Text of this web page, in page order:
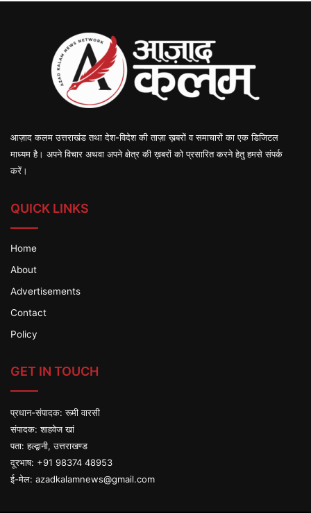
आज़ाद कलम उत्तराखंड तथा देश-विदेश की ताज़ा ख़बरों व समाचारों का एक डिजिटल
माध्यम है। अपने विचार अथवा अपने क्षेत्र की ख़बरों को प्रसारित करने हेतु हमसे संपर्क
करें।
QUICK LINKS
Home
About
Advertisements
Contact
Policy
GET IN TOUCH
प्रधान-संपादक: रूमी वारसी
संपादक: शाहवेज खां
पता: हल्द्वानी, उत्तराखण्ड
दूरभाष: +91 98374 48953
ई-मेल: azadkalamnews@gmail.com